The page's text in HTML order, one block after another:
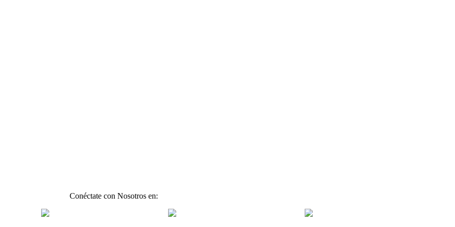
Conéctate con Nosotros en: